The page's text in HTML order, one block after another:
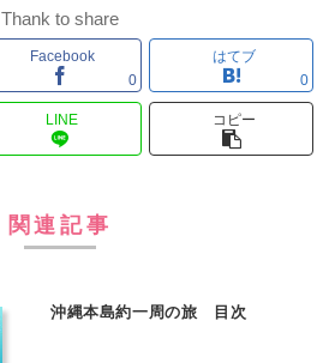
Thank to share
Facebook
0
はてブ
0
LINE コピー
関連記事
沖縄本島約一周の旅 目次